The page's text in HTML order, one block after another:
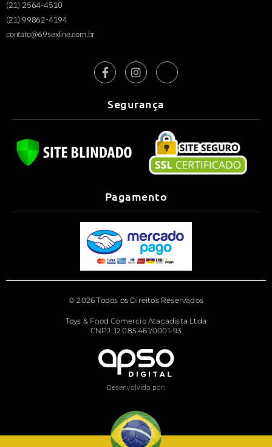
(21) 2564-4510
(21) 99862-4194
contato@69sexline.com.br
Segurança
Pagamento
© 2026 Todos os Direitos Reservados
Toys & Food Comercio Atacadista Ltda
CNPJ: 12.085.461/0001-93
Desenvolvido por: